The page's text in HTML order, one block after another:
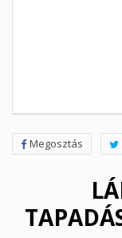
Megosztás